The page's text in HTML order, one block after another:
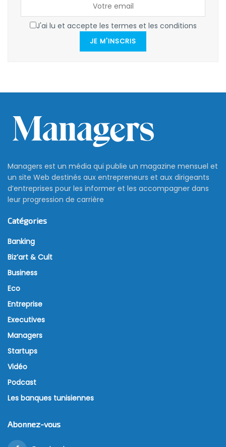
J'ai lu et accepte les termes et les conditions
JE M'INSCRIS
Managers est un média qui publie un magazine mensuel et
un site Web destinés aux entrepreneurs et aux dirigeants
d’entreprises pour les informer et les accompagner dans
leur progression de carrière
Catégories
Banking
Biz’art & Cult
Business
Eco
Entreprise
Executives
Managers
Startups
Vidéo
Podcast
Les banques tunisiennes
Abonnez-vous